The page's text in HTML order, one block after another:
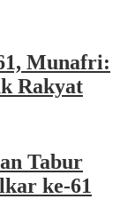
Munafri:
Rakyat
Tabur
ke-61